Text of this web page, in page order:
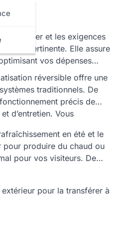
à traiter et les exigences
plus pertinente. Elle assure
vos dépenses
réversible offre une
traditionnels. De
précis de
d’entretien. Vous
en été et le
pour produire du chaud ou
pour vos visiteurs. De
pour la transférer à